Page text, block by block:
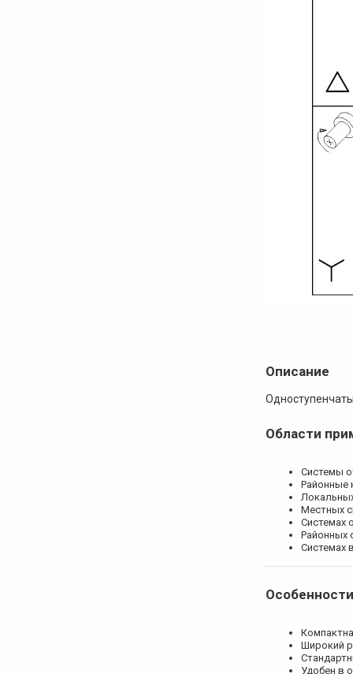
Описание
Области
Системы
Районные
Местных
Системах
Районных
Системах
Широкий
Удобен в